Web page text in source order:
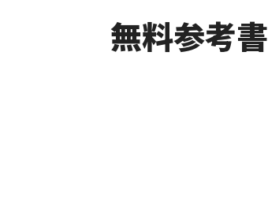
無料参考書